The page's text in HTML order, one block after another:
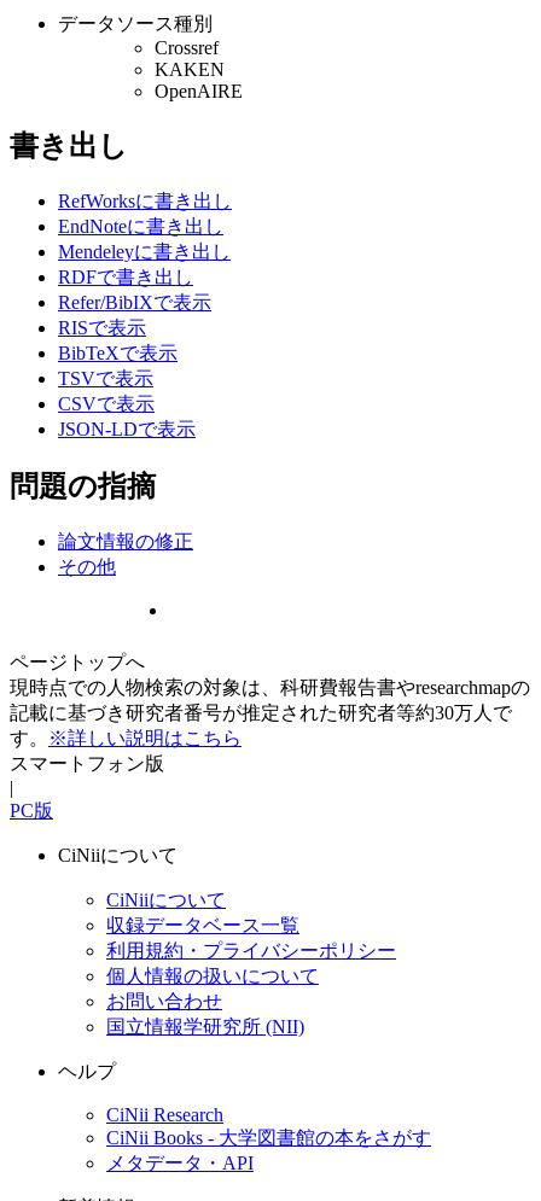
データソース種別
Crossref
KAKEN
OpenAIRE
書き出し
RefWorksに書き出し
EndNoteに書き出し
Mendeleyに書き出し
RDFで書き出し
Refer/BibIXで表示
RISで表示
BibTeXで表示
TSVで表示
CSVで表示
JSON-LDで表示
問題の指摘
論文情報の修正
その他
ページトップへ
現時点での人物検索の対象は、科研費報告書やresearchmapの
記載に基づき研究者番号が推定された研究者等約30万人で
す。
※詳しい説明はこちら
スマートフォン版
|
PC版
CiNiiについて
CiNiiについて
収録データベース一覧
利用規約・プライバシーポリシー
個人情報の扱いについて
お問い合わせ
国立情報学研究所 (NII)
ヘルプ
CiNii Research
CiNii Books - 大学図書館の本をさがす
メタデータ・API